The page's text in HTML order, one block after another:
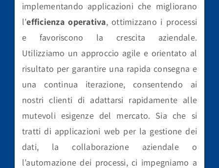
implementando applicazioni che migliorano
l’efficienza operativa, ottimizzano i processi
e favoriscono la crescita aziendale.
Utilizziamo un approccio agile e orientato al
risultato per garantire una rapida consegna e
una continua iterazione, consentendo ai
nostri clienti di adattarsi rapidamente alle
mutevoli esigenze del mercato. Sia che si
tratti di applicazioni web per la gestione dei
dati, la collaborazione aziendale o
l’automazione dei processi, ci impegniamo a